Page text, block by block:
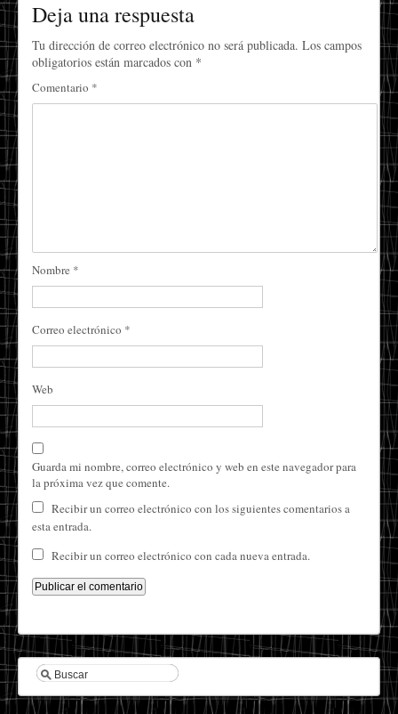
Deja una respuesta
Tu dirección de correo electrónico no será publicada. Los campos
obligatorios están marcados con *
Comentario *
Nombre *
Correo electrónico *
Web
Guarda mi nombre, correo electrónico y web en este navegador para
la próxima vez que comente.
Recibir un correo electrónico con los siguientes comentarios a
esta entrada.
Recibir un correo electrónico con cada nueva entrada.